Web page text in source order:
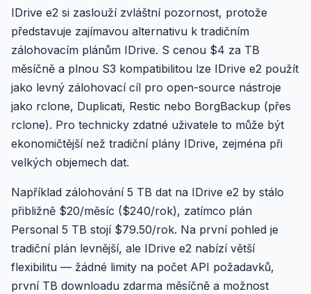
IDrive e2 si zaslouží zvláštní pozornost, protože
představuje zajímavou alternativu k tradičním
zálohovacím plánům IDrive. S cenou $4 za TB
měsíčně a plnou S3 kompatibilitou lze IDrive e2 použít
jako levný zálohovací cíl pro open-source nástroje
jako rclone, Duplicati, Restic nebo BorgBackup (přes
rclone). Pro technicky zdatné uživatele to může být
ekonomičtější než tradiční plány IDrive, zejména při
velkých objemech dat.
Například zálohování 5 TB dat na IDrive e2 by stálo
přibližně $20/měsíc ($240/rok), zatímco plán
Personal 5 TB stojí $79.50/rok. Na první pohled je
tradiční plán levnější, ale IDrive e2 nabízí větší
flexibilitu — žádné limity na počet API požadavků,
první TB downloadu zdarma měsíčně a možnost